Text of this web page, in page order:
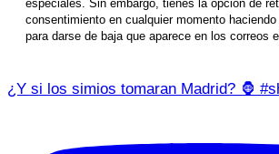
especiales. Sin embargo, tienes la opción de
consentimiento en cualquier momento
para darse de baja que aparece en los correos
¿Y si los simios tomaran Madrid? 🦍